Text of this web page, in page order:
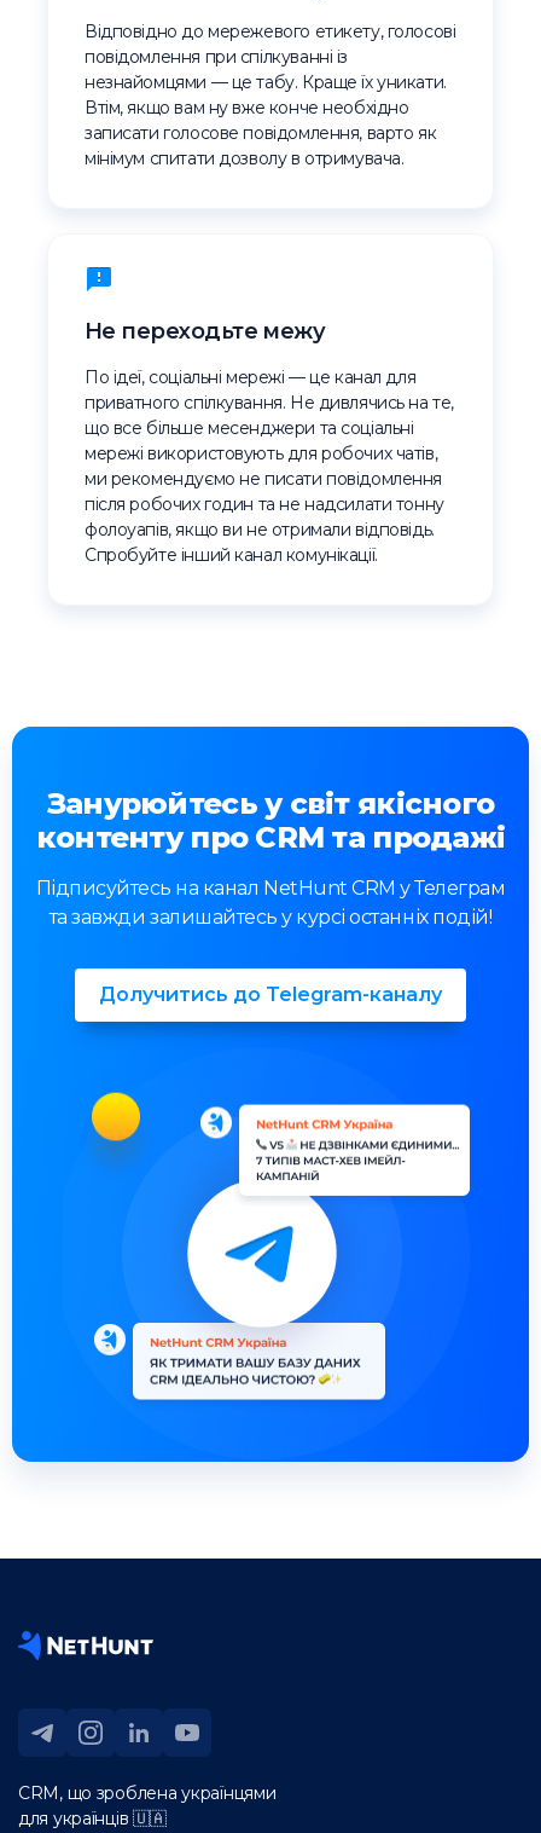
Відповідно до мережевого етикету, голосові
повідомлення при спілкуванні із
незнайомцями — це табу. Краще їх уникати.
Втім, якщо вам ну вже конче необхідно
записати голосове повідомлення, варто як
мінімум спитати дозволу в отримувача.
Не переходьте межу
По ідеї, соціальні мережі — це канал для
приватного спілкування. Не дивлячись на те,
що все більше месенджери та соціальні
мережі використовують для робочих чатів,
ми рекомендуємо не писати повідомлення
після робочих годин та не надсилати тонну
фолоуапів, якщо ви не отримали відповідь.
Спробуйте інший канал комунікації.
Занурюйтесь у світ якісного
контенту про CRM та продажі
Підписуйтесь на канал NetHunt CRM у Телеграм
та завжди залишайтесь у курсі останніх подій!
Долучитись до Telegram-каналу
CRM, що зроблена українцями
для українців 🇺🇦